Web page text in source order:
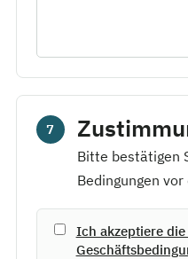
7
Bitte bestätigen
Bedingungen
Ich akzeptiere